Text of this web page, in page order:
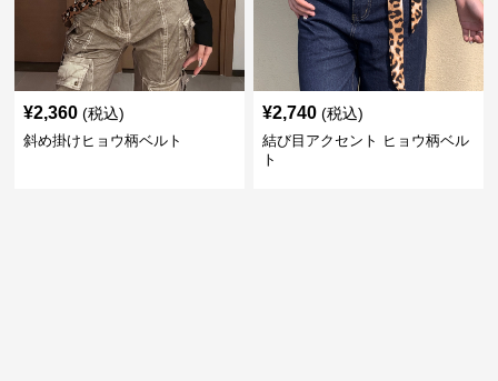
¥2,360 (税込)
斜め掛けヒョウ柄ベルト
¥2,740 (税込)
結び目アクセント ヒョウ柄ベル
ト